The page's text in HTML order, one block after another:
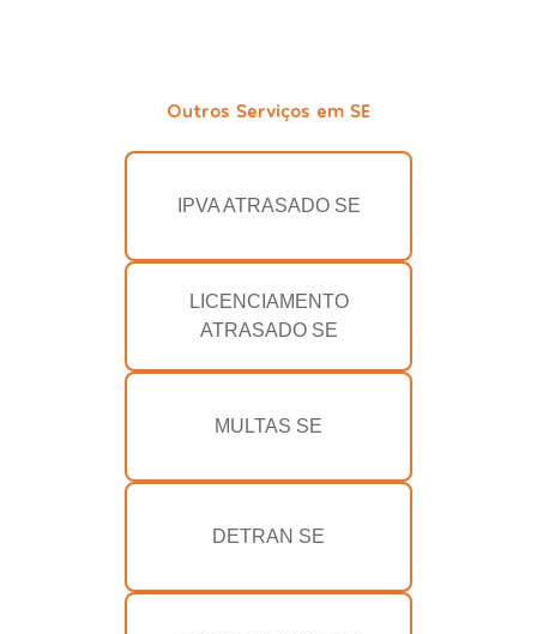
Outros Serviços em SE
IPVA ATRASADO SE
LICENCIAMENTO
ATRASADO SE
MULTAS SE
DETRAN SE